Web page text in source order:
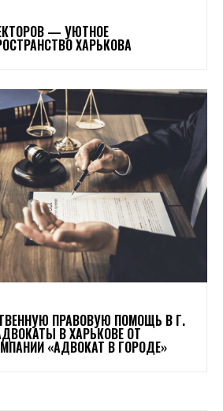
— УЮТНОЕ
ХАРЬКОВА
ПРАВОВУЮ ПОМОЩЬ В Г.
В ХАРЬКОВЕ ОТ
«АДВОКАТ В ГОРОДЕ»